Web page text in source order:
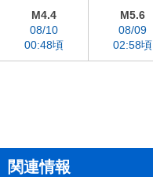
M4.4
08/10
00:48頃
M5.6
08/09
02:58頃
関連情報